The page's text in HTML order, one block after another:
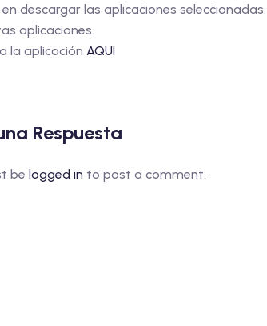
descargar las aplicaciones
aplicaciones.
la aplicación AQUI
Respuesta
be logged in to post a comment.